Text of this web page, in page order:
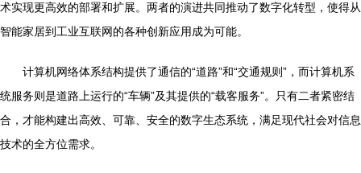
术实现更高效的部署和扩展。两者的演进共同推动了数字化转型，使得从
智能家居到工业互联网的各种创新应用成为可能。
计算机网络体系结构提供了通信的“道路”和“交通规则”，而计算机系
统服务则是道路上运行的“车辆”及其提供的“载客服务”。只有二者紧密结
合，才能构建出高效、可靠、安全的数字生态系统，满足现代社会对信息
技术的全方位需求。